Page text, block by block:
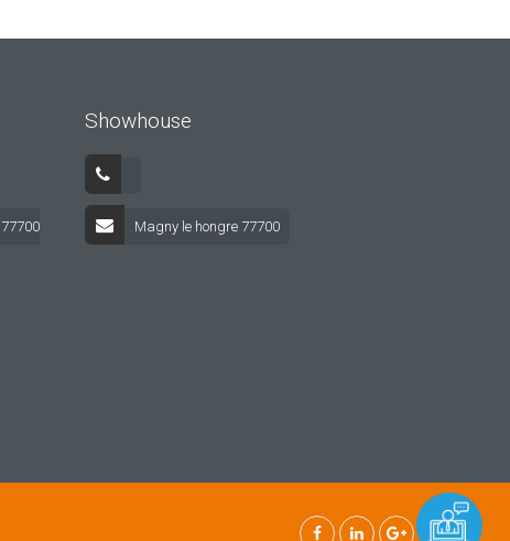
Showhouse
Magny le hongre 77700
Personnalisez vos préférences pour contrôler la manière